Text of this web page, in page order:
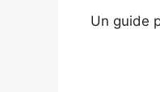
Un guide